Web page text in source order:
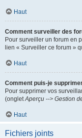
Haut
Comment surveiller des
Pour surveiller un forum en
lien « Surveiller ce forum »
Haut
Comment puis-je
Pour supprimer vos
(ongletAperçu --> Gestion
Haut
Fichiers joints